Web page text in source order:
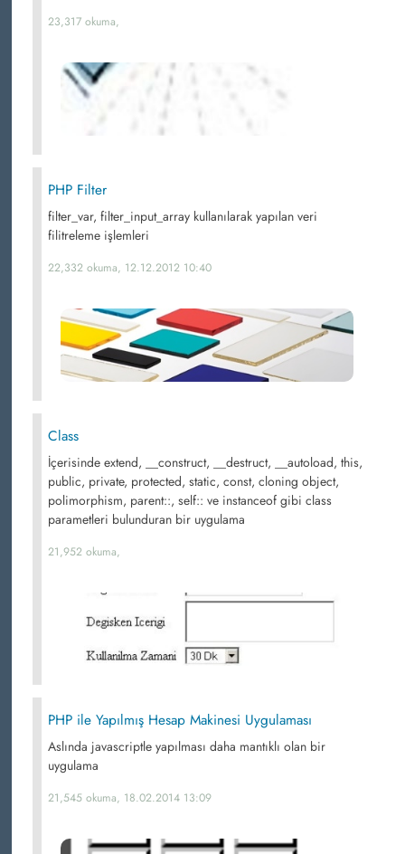
23,317 okuma,
PHP Filter
filter_var, filter_input_array kullanılarak yapılan veri
filitreleme işlemleri
22,332 okuma, 12.12.2012 10:40
Class
İçerisinde extend, __construct, __destruct, __autoload, this,
public, private, protected, static, const, cloning object,
polimorphism, parent::, self:: ve instanceof gibi class
parametleri bulunduran bir uygulama
21,952 okuma,
PHP ile Yapılmış Hesap Makinesi Uygulaması
Aslında javascriptle yapılması daha mantıklı olan bir
uygulama
21,545 okuma, 18.02.2014 13:09